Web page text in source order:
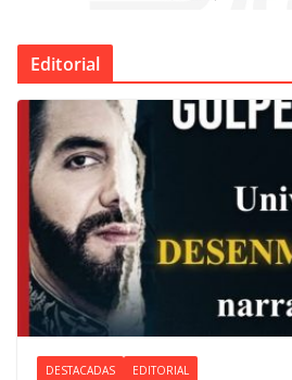
Editorial
DESTACADAS EDITORIAL